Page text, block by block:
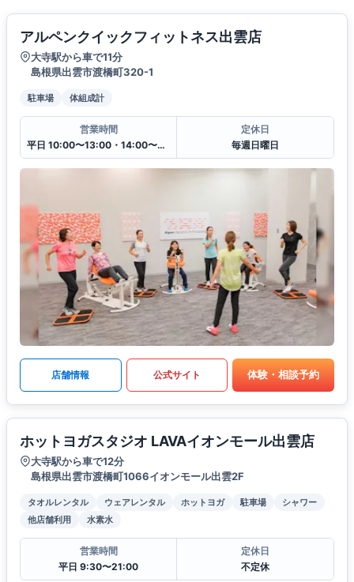
アルペンクイックフィットネス出雲店
大寺駅から車で11分
島根県出雲市渡橋町320-1
駐車場 体組成計
営業時間
平日 10:00〜13:00・14:00〜20:00
定休日
毎週日曜日
店舗情報 公式サイト 体験・相談予約
ホットヨガスタジオ LAVAイオンモール出雲店
大寺駅から車で12分
島根県出雲市渡橋町1066イオンモール出雲2F
タオルレンタル ウェアレンタル ホットヨガ 駐車場
シャワー
他店舗利用
水素水
営業時間
平日 9:30〜21:00
定休日
不定休